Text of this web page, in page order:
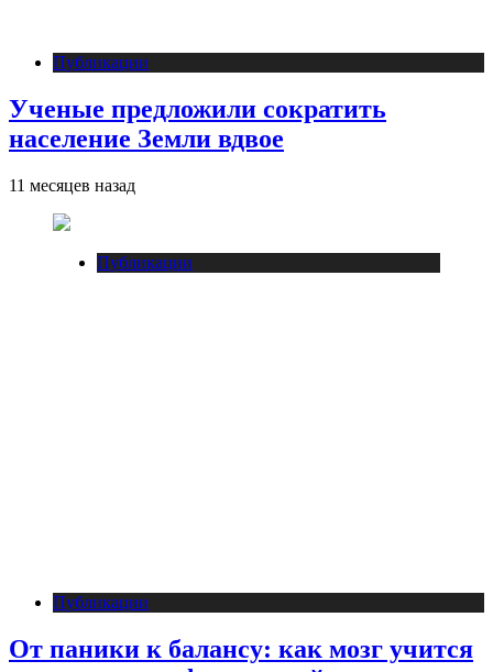
Публикации
Ученые предложили сократить
население Земли вдвое
11 месяцев назад
Публикации
Публикации
От паники к балансу: как мозг учится